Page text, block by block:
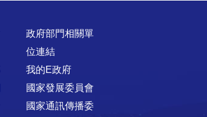
政府部門相關單
位連結
我的E政府
國家發展委員會
國家通訊傳播委